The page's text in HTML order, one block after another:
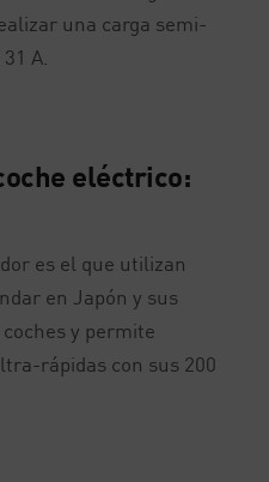
una carga semi-
A.
eléctrico:
es el que utilizan
en Japón y sus
y permite
rápidas con sus 200